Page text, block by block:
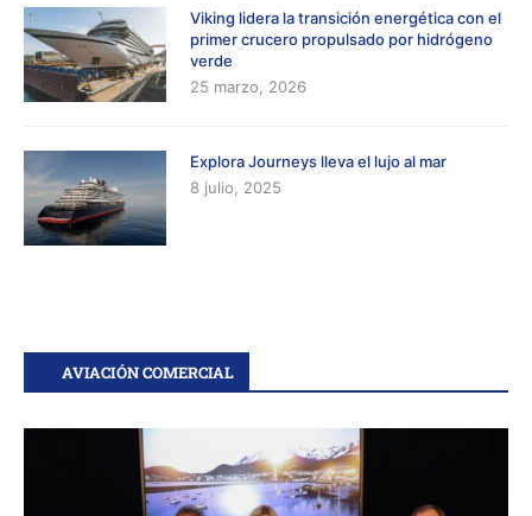
Viking lidera la transición energética con el
primer crucero propulsado por hidrógeno
verde
25 marzo, 2026
Explora Journeys lleva el lujo al mar
8 julio, 2025
AVIACIÓN COMERCIAL